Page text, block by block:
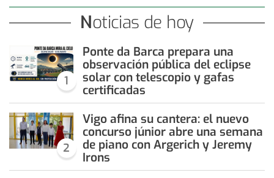
Noticias de hoy
1
Ponte da Barca prepara una
observación pública del eclipse
solar con telescopio y gafas
certificadas
2
Vigo afina su cantera: el nuevo
concurso júnior abre una semana
de piano con Argerich y Jeremy
Irons